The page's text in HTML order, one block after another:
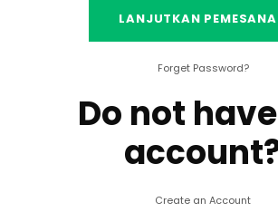
Forget Password?
Do not
account
Create an Account